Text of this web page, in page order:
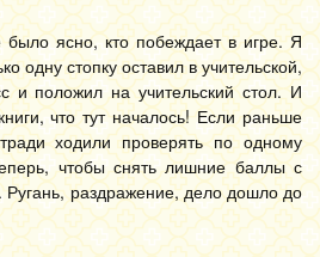
было ясно, кто побеждает в игре. Я
одну стопку оставил в учительской,
и положил на учительский стол. И
что тут началось! Если раньше
ходили проверять по одному
чтобы снять лишние баллы с
раздражение, дело дошло до